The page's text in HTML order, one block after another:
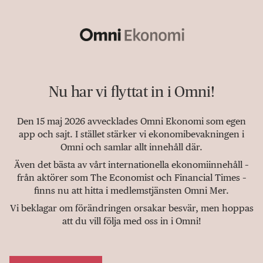
Nu har vi flyttat in i Omni!
Den 15 maj 2026 avvecklades Omni Ekonomi som egen
app och sajt. I stället stärker vi ekonomibevakningen i
Omni och samlar allt innehåll där.
Även det bästa av vårt internationella ekonomiinnehåll –
från aktörer som The Economist och Financial Times –
finns nu att hitta i medlemstjänsten Omni Mer.
Vi beklagar om förändringen orsakar besvär, men hoppas
att du vill följa med oss in i Omni!